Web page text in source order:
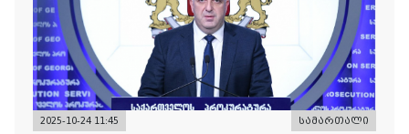
2025-10-24 11:45 სამართალი